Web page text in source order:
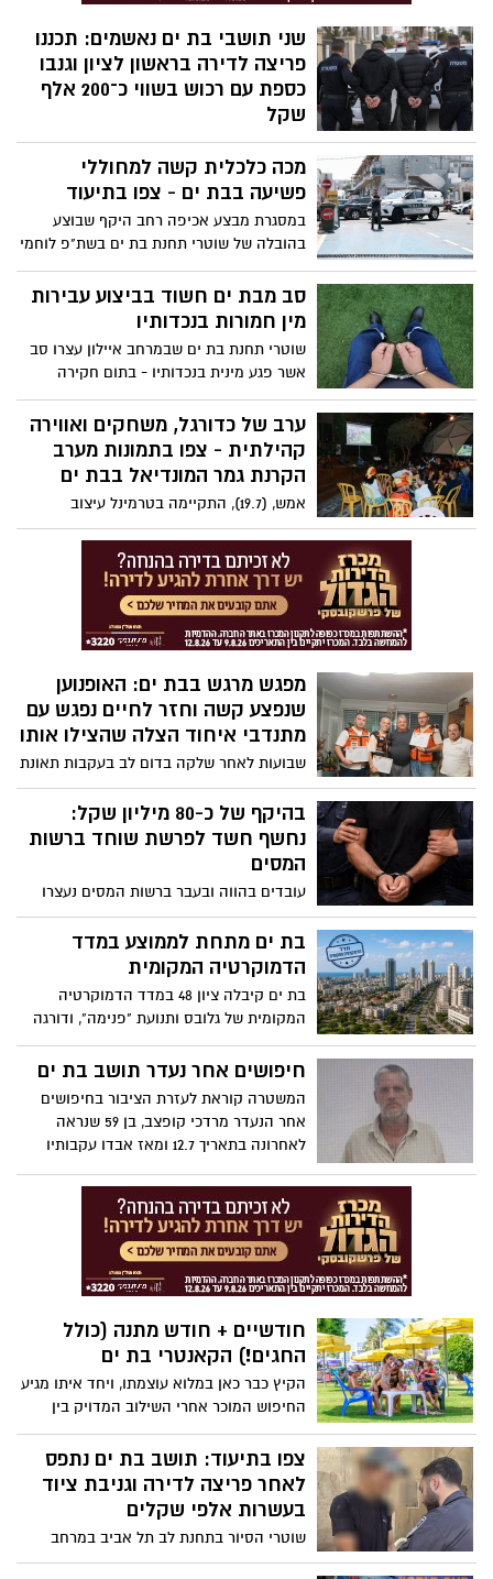
שני תושבי בת ים נאשמים: תכננו
פריצה לדירה בראשון לציון וגנבו
כספת עם רכוש בשווי כ־200 אלף
שקל
על פי כתב האישום, השניים ביצעו תצפיות,
ניתקו את החשמל לדירה, רכשו לום ברזל
בחנות סמוכה, עקרו את הכספת מהקיר
ונמלטו עם השלל. בכספת היו מזומנים
במטבעות שונים, תכשיטי זהב ויהלומים,
מכה כלכלית קשה למחוללי
פשיעה בבת ים - צפו בתיעוד
במסגרת מבצע אכיפה רחב היקף שבוצע
בהובלה של שוטרי תחנת בת ים בשת"פ לוחמי
מג"ב מרכז, גורמי רשויות ואכיפה חבירים בעיר
בת ים – נסגרו מתחם תחנת דלק, אתרי בנייה
ותחנת מעבר לא חוקית
סב מבת ים חשוד בביצוע עבירות
מין חמורות בנכדותיו
שוטרי תחנת בת ים שבמרחב איילון עצרו סב
אשר פגע מינית בנכדותיו - בתום חקירה
יסודית ומורכבת, הוגשה הבוקר הצהרת תובע
כנגד החשוד (59) בגין ביצע עבירות מין
חמורות בנכדותיו במספר מקרים; בימים
הקרובים צפוי להיות מוגש נגדו כתב אישום
חמור
ערב של כדורגל, משחקים ואווירה
קהילתית - צפו בתמונות מערב
הקרנת גמר המונדיאל בבת ים
אמש, (19.7), התקיימה בטרמינל עיצוב
בבת-ים הקרנה חגיגית של משחק גמר
המונדיאל. תושבות ותושבים הגיעו לצפות יחד
במשחק המרתק, שבסיומו הוכתרה נבחרת
ספרד לאלופת העולם לאחר שניצחה את
ארגנטינה 1:0 בתום הארכה
מפגש מרגש בבת ים: האופנוען
שנפצע קשה וחזר לחיים נפגש עם
מתנדבי איחוד הצלה שהצילו אותו
שבועות לאחר שלקה בדום לב בעקבות תאונת
אופנוע קשה, נפגש ניסים פרחי (65) עם
החובשים שהגיעו ראשונים לזירה וביצעו בו
פעולות החייאה שהחזירו את ליבו לפעום.
במפגש המרגש הודו הוא ובני משפחתו
שלדברי הרופאים הייתה גורם מכריע בהצלת
בהיקף של כ-80 מיליון שקל:
נחשף חשד לפרשת שוחד ברשות
המסים
עובדים בהווה ובעבר ברשות המסים נעצרו
לחקירה ואחרים עוכבו. החשד: לקחו שוחד,
ובתמורה פעלו שנים לאפשר הגשת החזרי מס
כוזבים בסך כ-80 מיליון שקל
בת ים מתחת לממוצע במדד
הדמוקרטיה המקומית
בת ים קיבלה ציון 48 במדד הדמוקרטיה
המקומית של גלובס ותנועת "פנימה", ודורגה
במקום ה־36 מתוך 52 הרשויות שנבדקו.
חיפושים אחר נעדר תושב בת ים
המשטרה קוראת לעזרת הציבור בחיפושים
אחר הנעדר מרדכי קופצב, בן 59 שנראה
לאחרונה בתאריך 12.7 ומאז אבדו עקבותיו
חודשיים + חודש מתנה (כולל
החגים!) הקאנטרי בת ים
הקיץ כבר כאן במלוא עוצמתו, ויחד איתו מגיע
החיפוש המוכר אחרי השילוב המדויק בין
בריאות, פנאי ובילוי משפחתי. השנה, רשת
הקאנטרי מזמינה אתכם לבילוי וסגנון חיים,
המעניק לכם ערך מוסף וחוויית EXTRA בכל
יום מחדש. המבצע החם של העונה: חודשיים
+ חודש מתנה (כולל החגים!)
צפו בתיעוד: תושב בת ים נתפס
לאחר פריצה לדירה וגניבת ציוד
בעשרות אלפי שקלים
שוטרי הסיור בתחנת לב תל אביב במרחב
ירקון עצרו תושב בת ים בחשד שפרץ לדירה